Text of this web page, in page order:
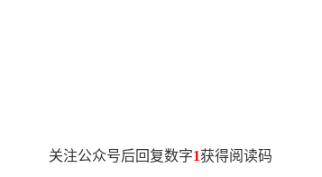
持百万级上下文窗口，计算效率较前代提升20
争议，部分用户认为实际成本上升，行业分
元，同比增长159%，但净亏损扩大至18.7亿
相关工作。自2026年初登陆港股以来，其股价
关注公众号后回复数字1获得阅读码